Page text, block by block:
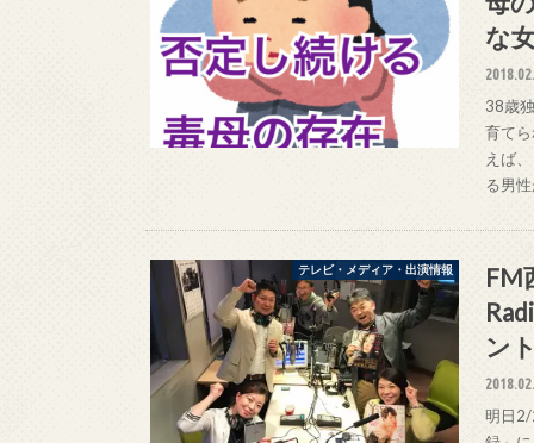
な
38歳
育て
えば
る男
テレビ・メディア・出演情報
FM
ン
明日